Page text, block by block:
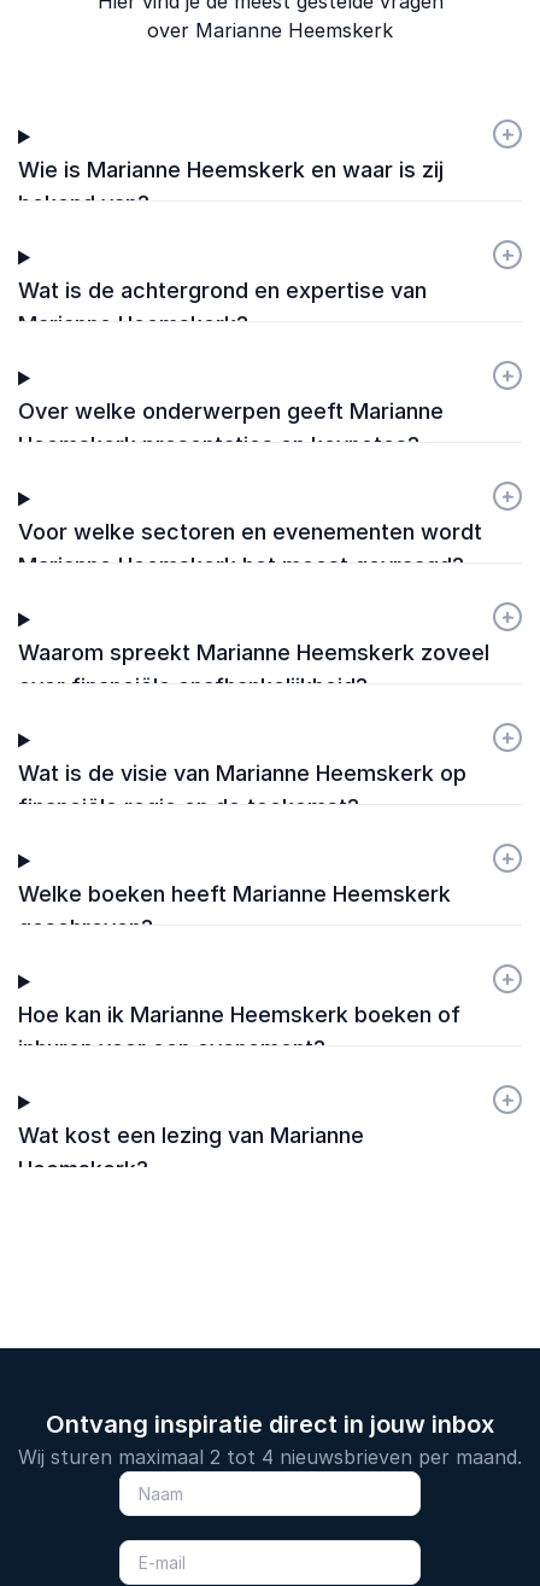
over Marianne Heemskerk
Wie is Marianne Heemskerk en waar is zij
bekend van?
+
-
Wat is de achtergrond en expertise van
Marianne Heemskerk?
+
-
Over welke onderwerpen geeft Marianne
Heemskerk presentaties en keynotes?
+
-
Voor welke sectoren en evenementen wordt
Marianne Heemskerk het meest gevraagd?
+
-
Waarom spreekt Marianne Heemskerk zoveel
over financiële onafhankelijkheid?
+
-
Wat is de visie van Marianne Heemskerk op
financiële regie en de toekomst?
+
-
Welke boeken heeft Marianne Heemskerk
geschreven?
+
-
Hoe kan ik Marianne Heemskerk boeken of
inhuren voor een evenement?
+
-
Wat kost een lezing van Marianne
Heemskerk?
+
-
Ontvang inspiratie direct in jouw inbox
Wij sturen maximaal 2 tot 4 nieuwsbrieven per maand.